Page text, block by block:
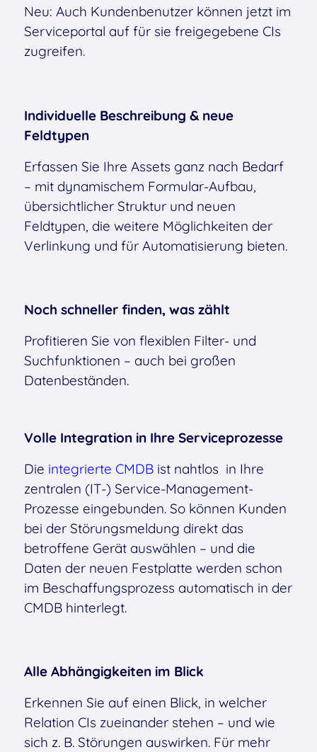
Neu: Auch Kundenbenutzer können jetzt im
Serviceportal auf für sie freigegebene CIs
zugreifen.
Individuelle Beschreibung & neue
Feldtypen
Erfassen Sie Ihre Assets ganz nach Bedarf
– mit dynamischem Formular-Aufbau,
übersichtlicher Struktur und neuen
Feldtypen, die weitere Möglichkeiten der
Verlinkung und für Automatisierung bieten.
Noch schneller finden, was zählt
Profitieren Sie von flexiblen Filter- und
Suchfunktionen – auch bei großen
Datenbeständen.
Volle Integration in Ihre Serviceprozesse
Die integrierte CMDBist nahtlos in Ihre
zentralen (IT-) Service-Management-
Prozesse eingebunden. So können Kunden
bei der Störungsmeldung direkt das
betroffene Gerät auswählen – und die
Daten der neuen Festplatte werden schon
im Beschaffungsprozess automatisch in der
CMDB hinterlegt.
Alle Abhängigkeiten im Blick
Erkennen Sie auf einen Blick, in welcher
Relation CIs zueinander stehen – und wie
sich z. B. Störungen auswirken. Für mehr